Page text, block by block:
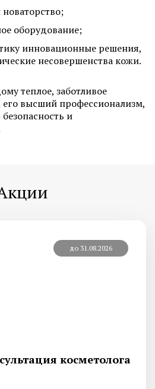
оборудование;
инновационные решения,
несовершенства кожи.
теплое, заботливое
его высший профессионализм,
и
до 31.08.2026
косметолога